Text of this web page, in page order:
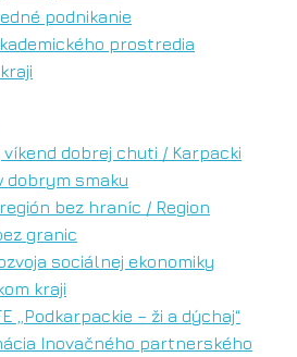
podnikanie
prostredia
dobrej chuti / Karpacki
dobrym smaku
bez hraníc / Region
granic
sociálnej ekonomiky
kraji
„Podkarpackie – ži a dýchaj“
Inovačného partnerského